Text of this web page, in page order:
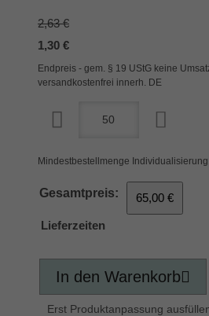
2,63 €
1,30 €
Endpreis - gem. § 19 UStG keine
versandkostenfrei innerh. DE
Mindestbestellmenge
Gesamtpreis: 65,00 €
Lieferzeiten
In den Warenkorb
Erst Produktanpassung